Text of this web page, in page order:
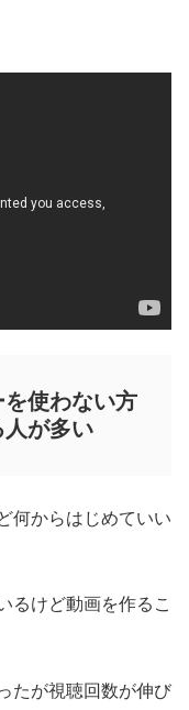
使わない方
が多い
何からはじめていい
るけど動画を作るこ
たが視聴回数が伸び